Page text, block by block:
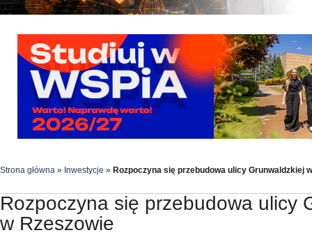
Strona główna » Inwestycje » Rozpoczyna się przebudowa ulicy Grunwaldzkiej
Rozpoczyna się przebudowa ulicy
w Rzeszowie